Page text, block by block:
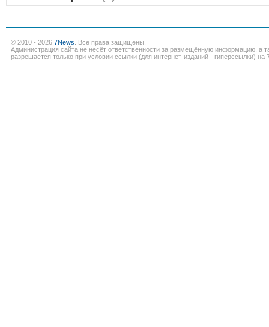
© 2010 - 2026 7News . Все права защищены.
Администрация сайта не несёт ответственности за размещённую информацию, а
разрешается только при условии ссылки (для интернет-изданий - гиперссылки) на